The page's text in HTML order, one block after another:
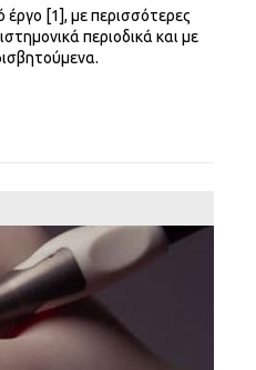
[1], με περισσότερες
περιοδικά και με